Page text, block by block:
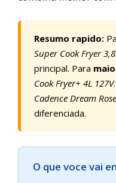
Resumo rapido:
Super Cook Fryer
principal. Para
Cook Fryer+ 4L 127V
Cadence Dream
diferenciada.
O que voce vai